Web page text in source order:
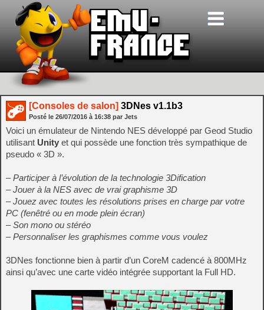
[Consoles de salon] 3DNes v1.1b3
Posté le 26/07/2016 à 16:38 par Jets
Voici un émulateur de Nintendo NES développé par Geod Studio
utilisant Unity et qui possède une fonction très sympathique de
pseudo « 3D ».
– Participer à l’évolution de la technologie 3Dification
– Jouer à la NES avec de vrai graphisme 3D
– Jouez avec toutes les résolutions prises en charge par votre
PC (fenêtré ou en mode plein écran)
– Son mono ou stéréo
– Personnaliser les graphismes comme vous voulez
3DNes fonctionne bien à partir d’un CoreM cadencé à 800MHz
ainsi qu’avec une carte vidéo intégrée supportant la Full HD.